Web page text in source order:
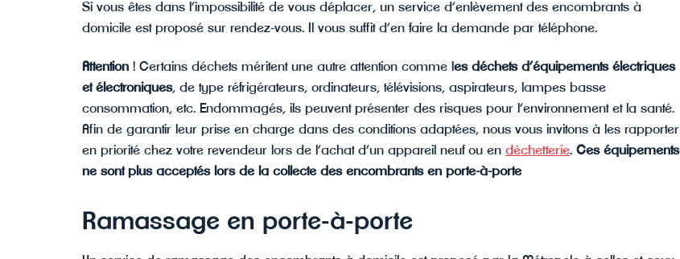
Si vous êtes dans l’impossibilité de vous déplacer, un service d’enlèvement des encombrants à
domicile est proposé sur rendez-vous. Il vous suffit d’en faire la demande par téléphone.
Attention ! Certains déchets méritent une autre attention comme l es déchets d’équipements électriques
et électroniques, de type réfrigérateurs, ordinateurs, télévisions, aspirateurs, lampes basse
consommation, etc. Endommagés, ils peuvent présenter des risques pour l’environnement et la santé.
Afin de garantir leur prise en charge dans des conditions adaptées, nous vous invitons à les rapporter
en priorité chez votre revendeur lors de l’achat d’un appareil neuf ou en déchetterie. Ces équipements
ne sont plus acceptés lors de la collecte des encombrants en porte-à-porte
Ramassage en porte-à-porte